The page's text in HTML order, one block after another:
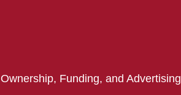
Ownership, Funding, and Advertising